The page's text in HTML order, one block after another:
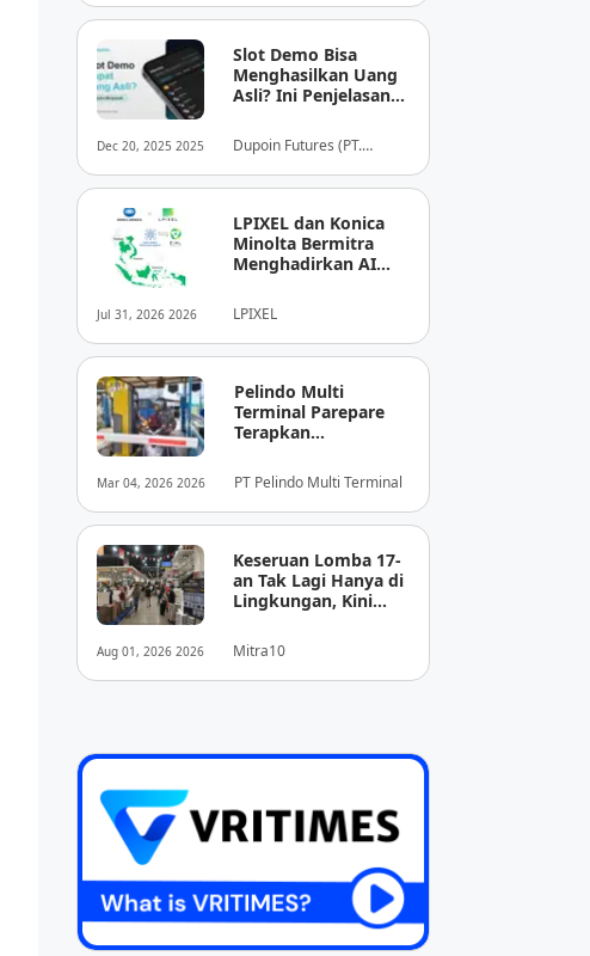
Dec 20, 2025 2025
Slot Demo Bisa
Menghasilkan Uang
Asli? Ini Penjelasan
Dupoin Futures (PT.
Jul 31, 2026 2026
LPIXEL dan Konica
Minolta Bermitra
Menghadirkan AI
Diagnosis Berbasis
Pencitraan Medis
“EIRL” di ASEAN
LPIXEL
Mar 04, 2026 2026
Pelindo Multi
Terminal Parepare
Terapkan
Nontunai di Pintu
Masuk Pelabuhan
Nusantara
PT Pelindo Multi Terminal
Aug 01, 2026 2026
Keseruan Lomba 17-
an Tak Lagi Hanya di
Lingkungan, Kini
Berbelanja
Mitra10